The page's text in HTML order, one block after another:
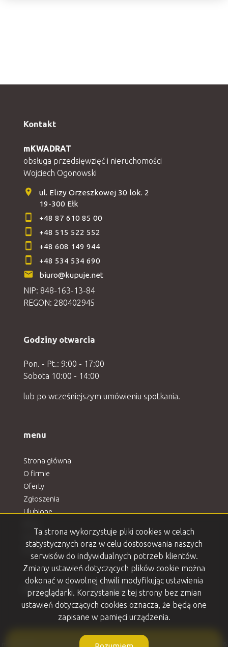
Kontakt
mKWADRAT
obsługa przedsięwzięć i nieruchomości
Wojciech Ogonowski
ul. Elizy Orzeszkowej 30 lok. 2
19-300 Ełk
+48 87 610 85 00
+48 515 522 552
+48 608 149 944
+48 534 534 690
biuro@kupuje.net
NIP: 848-163-13-84
REGON: 280402945
Godziny otwarcia
Pon. - Pt.: 9:00 - 17:00
Sobota 10:00 - 14:00
lub po wcześniejszym umówieniu spotkania.
menu
Strona główna
O firmie
Oferty
Zgłoszenia
Ulubione
Kontakt
Rodo
social media Facebook
Facebook
Facebook
Facebook
Facebook
mKWADRAT nieruchomości Ełk. Marzenia w metrach kwadratowych. © 2026
Ta strona wykorzystuje pliki cookies w celach
statystycznych oraz w celu dostosowania naszych
serwisów do indywidualnych potrzeb klientów.
Zmiany ustawień dotyczących plików cookie można
dokonać w dowolnej chwili modyfikując ustawienia
przeglądarki. Korzystanie z tej strony bez zmian
ustawień dotyczących cookies oznacza, że będą one
zapisane w pamięci urządzenia.